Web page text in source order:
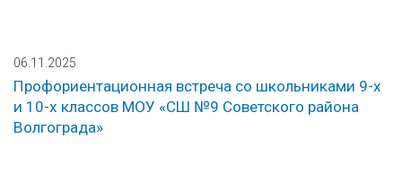
06.11.2025
Профориентационная встреча со школьниками 9-х
и 10-х классов МОУ «СШ №9 Советского района
Волгограда»